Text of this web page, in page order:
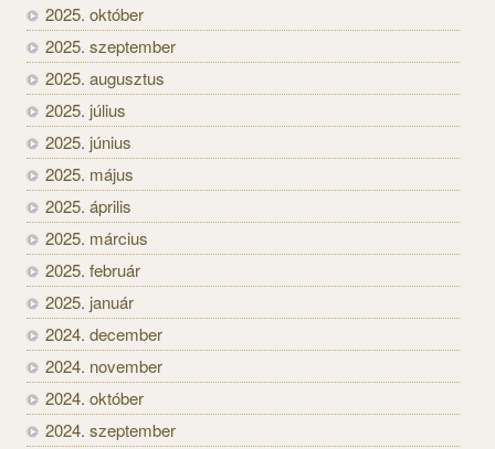
2025. október
2025. szeptember
2025. augusztus
2025. július
2025. június
2025. május
2025. április
2025. március
2025. február
2025. január
2024. december
2024. november
2024. október
2024. szeptember